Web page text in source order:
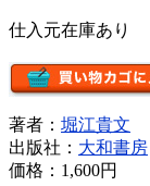
仕入元在庫あり
著者： 堀江貴文
出版社： 大和書房
価格： 1,600円